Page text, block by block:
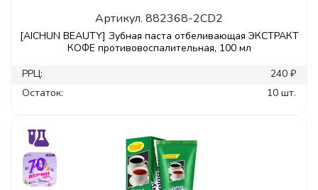
Артикул. 882368-2CD2
[AICHUN BEAUTY] Зубная паста отбеливающая ЭКСТРАКТ
КОФЕ противовоспалительная, 100 мл
РРЦ:
240 ₽
Остаток:
10 шт.